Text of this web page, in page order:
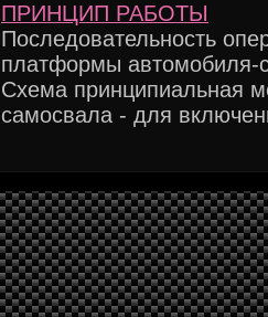
ПРИНЦИП РАБОТЫ
Последовательность
платформы автомобиля-
Схема принципиальная
самосвала - для